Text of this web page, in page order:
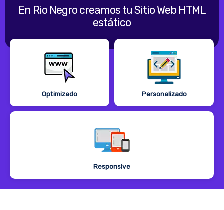
En Rio Negro creamos tu Sitio Web HTML
estático
Optimizado Personalizado
Responsive